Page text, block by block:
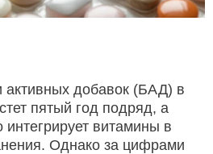
активных добавок (БАД) в
пятый год подряд, а
интегрирует витамины в
Однако за цифрами